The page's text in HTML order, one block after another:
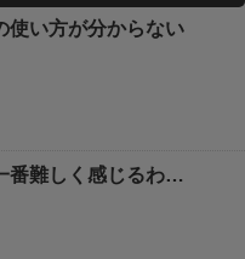
使い方が分からない
番難しく感じるわ…